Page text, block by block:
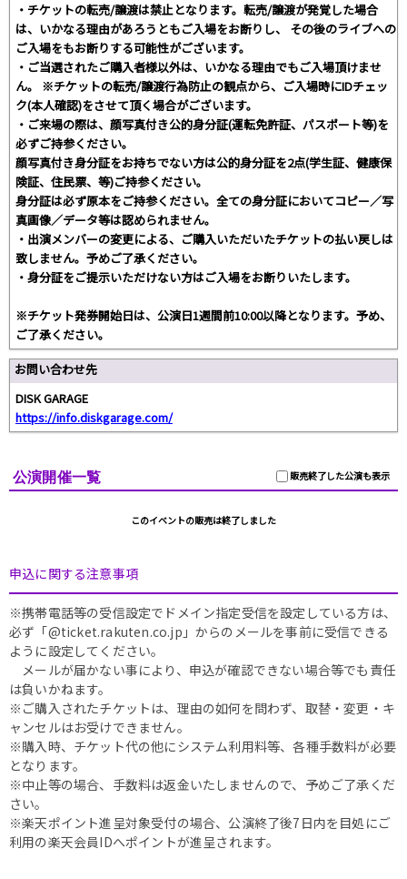
・チケットの転売/譲渡は禁⽌となります。転売/譲渡が発覚した場合
は、いかなる理由があろうともご⼊場をお断りし、 その後のライブへの
ご⼊場をもお断りする可能性がございます。
・ご当選されたご購⼊者様以外は、いかなる理由でもご⼊場頂けませ
ん。 ※チケットの転売/譲渡⾏為防⽌の観点から、ご⼊場時にIDチェッ
ク(本⼈確認)をさせて頂く場合がございます。
・ご来場の際は、顔写真付き公的⾝分証(運転免許証、パスポート等)を
必ずご持参ください。
顔写真付き⾝分証をお持ちでない⽅は公的⾝分証を2点(学⽣証、健康保
険証、住⺠票、等)ご持参ください。
⾝分証は必ず原本をご持参ください。全ての⾝分証においてコピー／写
真画像／データ等は認められません。
・出演メンバーの変更による、ご購⼊いただいたチケットの払い戻しは
致しません。予めご了承ください。
・⾝分証をご提⽰いただけない⽅はご⼊場をお断りいたします。
※チケット発券開始日は、公演日1週間前10:00以降となります。予め、
ご了承ください。
お問い合わせ先
DISK GARAGE
https://info.diskgarage.com/
販売終了した公演も表示
公演開催一覧
このイベントの販売は終了しました
申込に関する注意事項
※携帯電話等の受信設定でドメイン指定受信を設定している方は、
必ず「@ticket.rakuten.co.jp」からのメールを事前に受信できる
ように設定してください。
メールが届かない事により、申込が確認できない場合等でも責任
は負いかねます。
※ご購入されたチケットは、理由の如何を問わず、取替・変更・キ
ャンセルはお受けできません。
※購入時、チケット代の他にシステム利用料等、各種手数料が必要
となります。
※中止等の場合、手数料は返金いたしませんので、予めご了承くだ
さい。
※楽天ポイント進呈対象受付の場合、公演終了後7日内を目処にご
利用の楽天会員IDへポイントが進呈されます。